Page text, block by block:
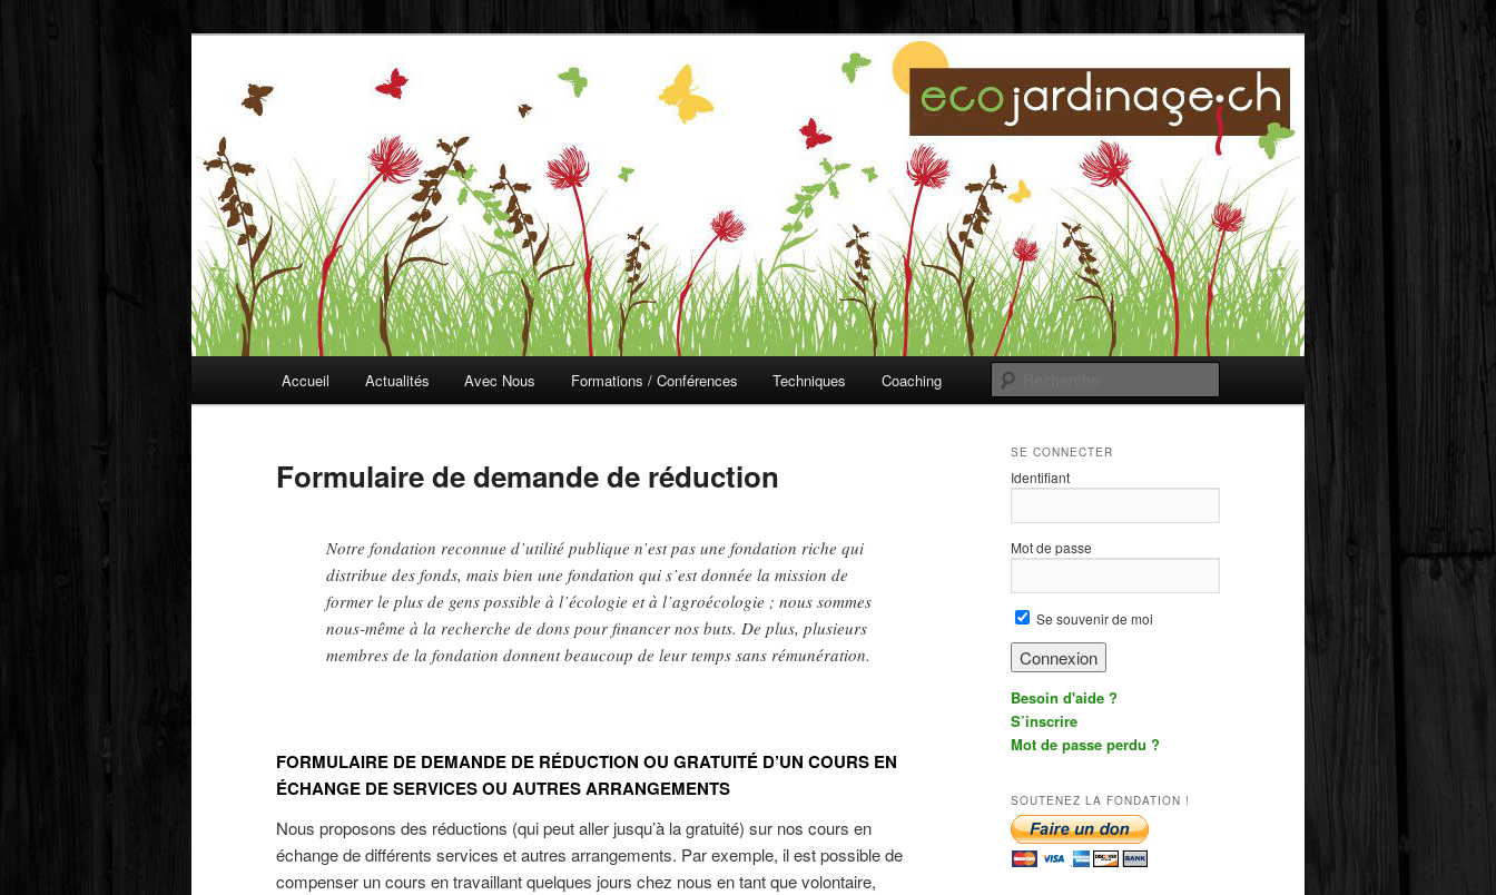
Fondation Ecojardinage
Accueil Actualités Avec Nous Formations / Conférences Techniques Coaching
Formulaire de demande de réduction
Notre fondation reconnue d’utilité publique n’est pas une fondation riche qui
distribue des fonds, mais bien une fondation qui s’est donnée la mission de
former le plus de gens possible à l’écologie et à l’agroécologie ; nous sommes
nous-même à la recherche de dons pour financer nos buts. De plus, plusieurs
membres de la fondation donnent beaucoup de leur temps sans rémunération.
FORMULAIRE DE DEMANDE DE RÉDUCTION OU GRATUITÉ D’UN COURS EN
ÉCHANGE DE SERVICES OU AUTRES ARRANGEMENTS
Nous proposons des réductions (qui peut aller jusqu’à la gratuité) sur nos cours en
échange de différents services et autres arrangements. Par exemple, il est possible de
compenser un cours en travaillant quelques jours chez nous en tant que volontaire,
SE CONNECTER
Identifiant
Mot de passe
Se souvenir de moi
Besoin d'aide ?
S’inscrire
Mot de passe perdu ?
SOUTENEZ LA FONDATION !